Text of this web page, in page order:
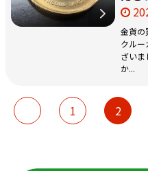
金貨の
クル
ざいま
か...
1 2